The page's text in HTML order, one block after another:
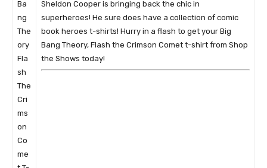
Sheldon Cooper is bringing back the chic in
superheroes! He sure does have a collection of comic
book heroes t-shirts! Hurry in a flash to get your Big
Bang Theory, Flash the Crimson Comet t-shirt from Shop
the Shows today!